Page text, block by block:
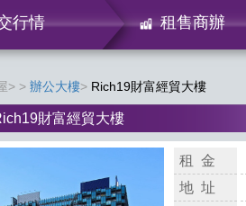
行情 租售商辦
> 辦公大樓 Rich19財富經貿大樓
財富經貿大樓
租 金
地 址